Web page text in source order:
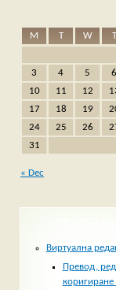
M
T W T
3
4 5 6
10
11 12
17
18 19
24
25 26
31
« Dec
Виртуална
Превод,
коригиране